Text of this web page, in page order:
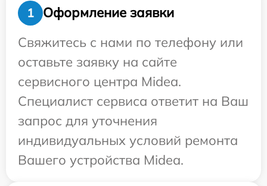
1
Оформление заявки
Свяжитесь с нами по телефону или
оставьте заявку на сайте
сервисного центра Midea.
Специалист сервиса ответит на Ваш
запрос для уточнения
индивидуальных условий ремонта
Вашего устройства Midea.